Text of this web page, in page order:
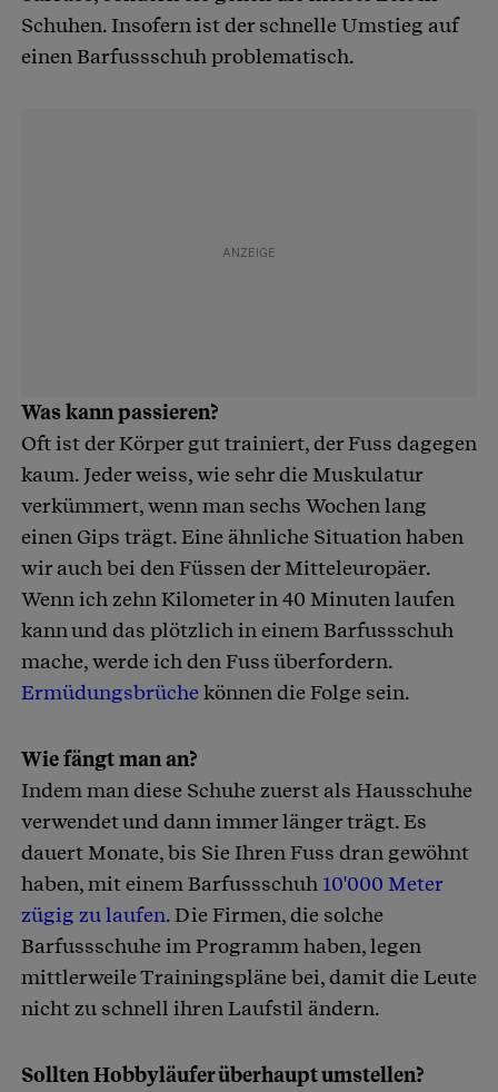
Schuhen. Insofern ist der schnelle Umstieg auf
einen Barfussschuh problematisch.
Was kann passieren?
Oft ist der Körper gut trainiert, der Fuss dagegen
kaum. Jeder weiss, wie sehr die Muskulatur
verkümmert, wenn man sechs Wochen lang
einen Gips trägt. Eine ähnliche Situation haben
wir auch bei den Füssen der Mitteleuropäer.
Wenn ich zehn Kilometer in 40 Minuten laufen
kann und das plötzlich in einem Barfussschuh
mache, werde ich den Fuss überfordern.
Ermüdungsbrüchekönnen die Folge sein.
Wie fängt man an?
Indem man diese Schuhe zuerst als Hausschuhe
verwendet und dann immer länger trägt. Es
dauert Monate, bis Sie Ihren Fuss dran gewöhnt
haben, mit einem Barfussschuh 10'000 Meter
zügig zu laufen. Die Firmen, die solche
Barfussschuhe im Programm haben, legen
mittlerweile Trainingspläne bei, damit die Leute
nicht zu schnell ihren Laufstil ändern.
Sollten Hobbyläufer überhaupt umstellen?